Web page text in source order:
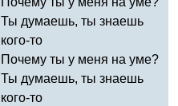
Ты думаешь, ты знаешь
кого-то
Почему ты у меня на уме?
Ты думаешь, ты знаешь
кого-то